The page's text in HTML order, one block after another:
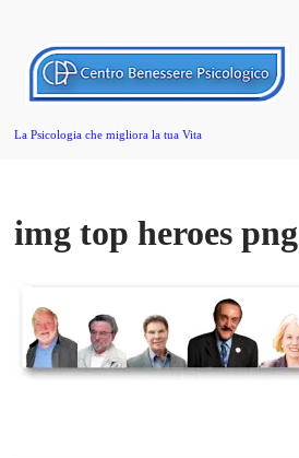
La Psicologia che migliora la tua Vita
img top heroes png